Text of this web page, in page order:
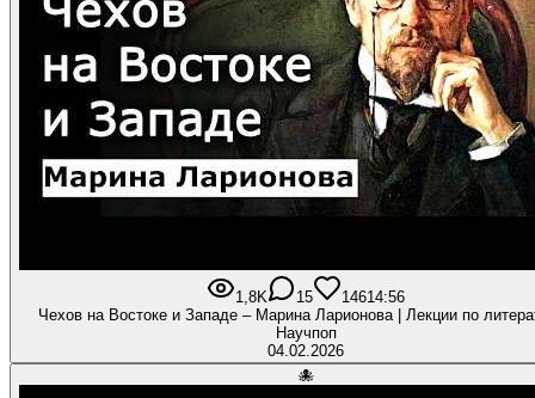
1,8K 15 14614:56
Чехов на Востоке и Западе – Марина Ларионова | Лекции по
Научпоп
04.02.2026
🐙